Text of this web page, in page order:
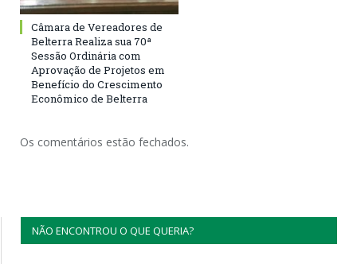
Câmara de Vereadores de
Belterra Realiza sua 70ª
Sessão Ordinária com
Aprovação de Projetos em
Benefício do Crescimento
Econômico de Belterra
Os comentários estão fechados.
NÃO ENCONTROU O QUE QUERIA?